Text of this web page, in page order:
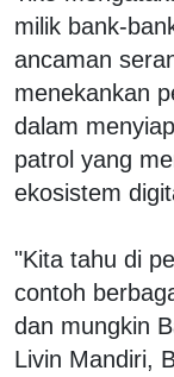
milik bank-
ancaman
menekankan
dalam
patrol yang
ekosistem
"Kita tahu di
contoh
dan mungkin
Livin Mandiri,